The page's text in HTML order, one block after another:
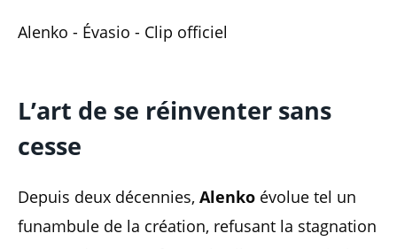
Alenko - Évasio - Clip officiel
L’art de se réinventer sans
cesse
Depuis deux décennies, Alenko évolue tel un
funambule de la création, refusant la stagnation